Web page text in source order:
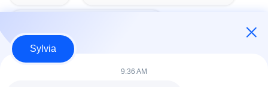
Sylvia
9:36 AM